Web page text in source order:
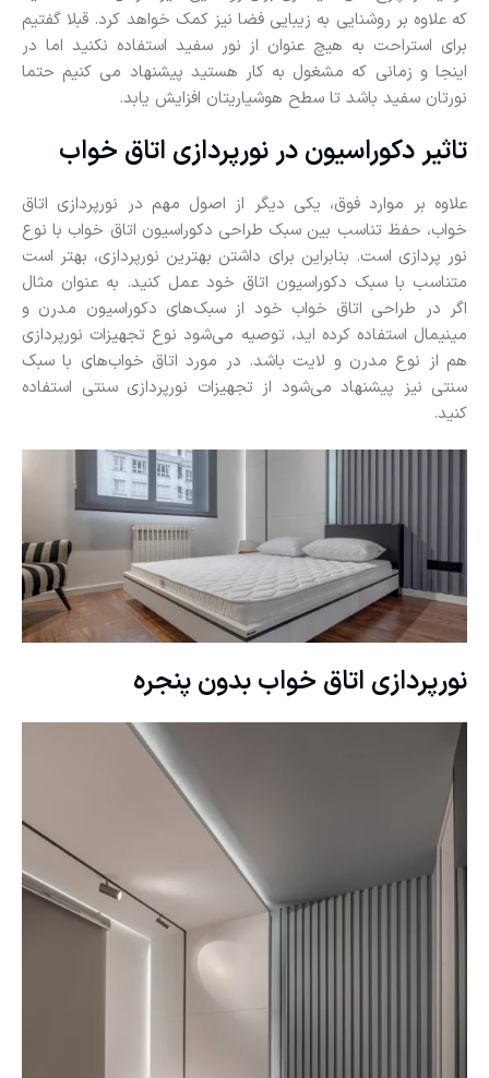
که علاوه بر روشنایی به زیبایی فضا نیز کمک خواهد کرد. قبلا گفتیم
برای استراحت به هیچ عنوان از نور سفید استفاده نکنید اما در
اینجا و زمانی که مشغول به کار هستید پیشنهاد می کنیم حتما
نورتان سفید باشد تا سطح هوشیاریتان افزایش یابد.
تاثیر دکوراسیون در نورپردازی اتاق خواب
علاوه بر موارد فوق، یکی دیگر از اصول مهم در نورپردازی اتاق
خواب، حفظ تناسب بین سبک طراحی دکوراسیون اتاق خواب با نوع
نور پردازی است. بنابراین برای داشتن بهترین نورپردازی، بهتر است
متناسب با سبک دکوراسیون اتاق خود عمل کنید. به عنوان مثال
اگر در طراحی اتاق خواب خود از سبک‌های دکوراسیون مدرن و
مینیمال استفاده کرده‌ اید، توصیه می‌شود نوع تجهیزات نورپردازی
هم از نوع مدرن و لایت باشد. در مورد اتاق خواب‌های با سبک
سنتی نیز پیشنهاد می‌شود از تجهیزات نورپردازی سنتی استفاده
کنید.
نورپردازی اتاق خواب بدون پنجره